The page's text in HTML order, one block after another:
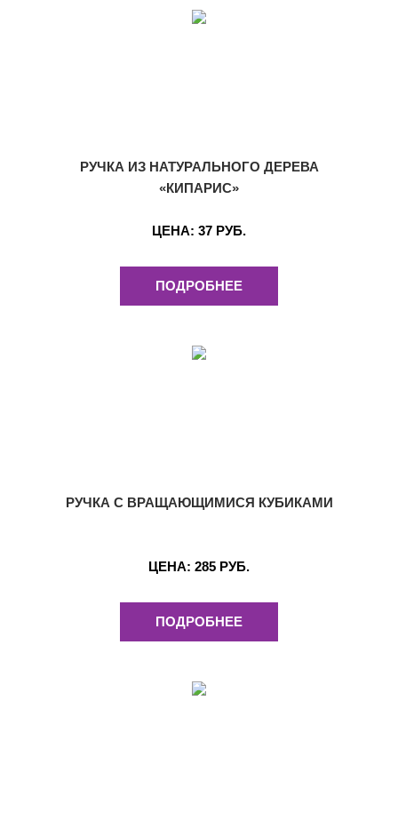
РУЧКА ИЗ НАТУРАЛЬНОГО ДЕРЕВА
«КИПАРИС»
ЦЕНА: 37 РУБ.
ПОДРОБНЕЕ
РУЧКА С ВРАЩАЮЩИМИСЯ КУБИКАМИ
ЦЕНА: 285 РУБ.
ПОДРОБНЕЕ